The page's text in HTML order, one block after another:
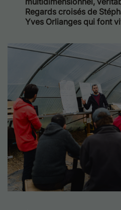
Regards croisés de
Yves Orlianges qui font